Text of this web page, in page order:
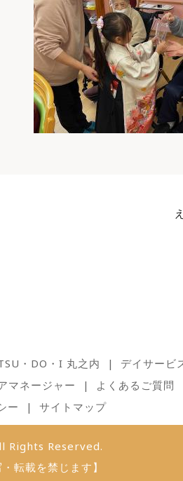
・DO・I 丸之内
デイサービ
マネージャー よくあるご質問
ー サイトマップ
Rights Reserved.
転載を禁じます】